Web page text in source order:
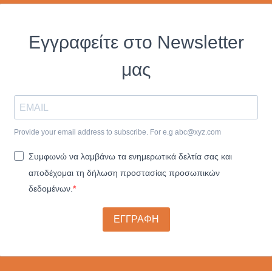
Εγγραφείτε στο Newsletter
μας
Provide your email address to subscribe. For e.g abc@xyz.com
Συμφωνώ να λαμβάνω τα ενημερωτικά δελτία σας και
αποδέχομαι τη δήλωση προστασίας προσωπικών
δεδομένων.
ΕΓΓΡΑΦΗ